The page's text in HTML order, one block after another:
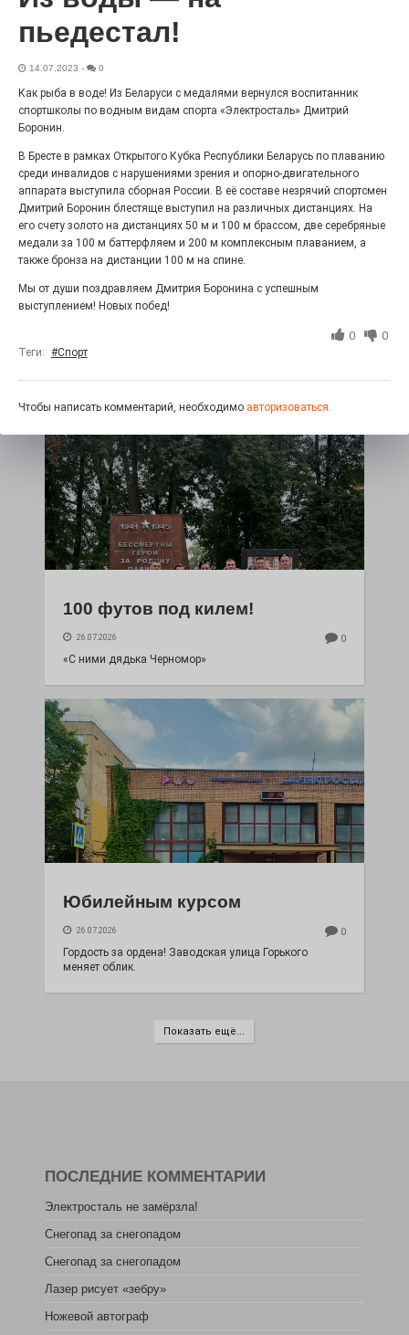
Выставка «Палитра героизма» — новый масштабный
проект, на который электростальцев приглашает к
себе Выставочный зал им. Олега Коняшина.
«Районы-кварталы»
путешествуют по городу
0
Радость в квадрате! На этой неделе электростальцев
100 футов под килем!
26.07.2026 0
«С ними дядька Черномор»
Юбилейным курсом
26.07.2026 0
Гордость за ордена! Заводская улица Горького
меняет облик.
Показать ещё...
пьедестал!
14.07.2023 - 0
Как рыба в воде! Из Беларуси с медалями вернулся воспитанник
спортшколы по водным видам спорта «Электросталь» Дмитрий
Боронин.
В Бресте в рамках Открытого Кубка Республики Беларусь по плаванию
среди инвалидов с нарушениями зрения и опорно-двигательного
аппарата выступила сборная России. В её составе незрячий спортсмен
Дмитрий Боронин блестяще выступил на различных дистанциях. На
его счету золото на дистанциях 50 м и 100 м брассом, две серебряные
медали за 100 м баттерфляем и 200 м комплексным плаванием, а
также бронза на дистанции 100 м на спине.
Мы от души поздравляем Дмитрия Боронина с успешным
выступлением! Новых побед!
0 0
Теги: #Спорт
Чтобы написать комментарий, необходимо авторизоваться.
ПОСЛЕДНИЕ КОММЕНТАРИИ
Электросталь не замёрзла!
Снегопад за снегопадом
Снегопад за снегопадом
Лазер рисует «зебру»
Ножевой автограф